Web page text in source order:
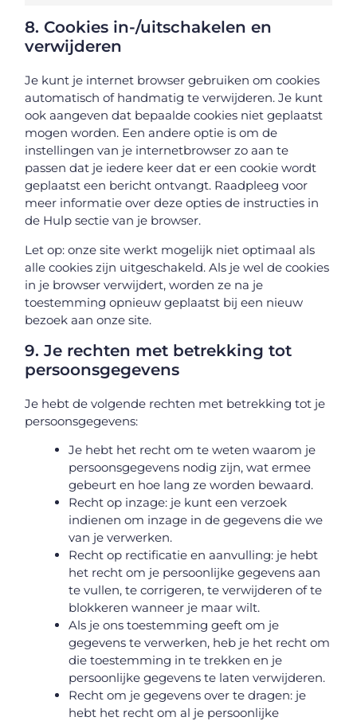
8. Cookies in-/uitschakelen en
verwijderen
Je kunt je internet browser gebruiken om cookies
automatisch of handmatig te verwijderen. Je kunt
ook aangeven dat bepaalde cookies niet geplaatst
mogen worden. Een andere optie is om de
instellingen van je internetbrowser zo aan te
passen dat je iedere keer dat er een cookie wordt
geplaatst een bericht ontvangt. Raadpleeg voor
meer informatie over deze opties de instructies in
de Hulp sectie van je browser.
Let op: onze site werkt mogelijk niet optimaal als
alle cookies zijn uitgeschakeld. Als je wel de cookies
in je browser verwijdert, worden ze na je
toestemming opnieuw geplaatst bij een nieuw
bezoek aan onze site.
9. Je rechten met betrekking tot
persoonsgegevens
Je hebt de volgende rechten met betrekking tot je
persoonsgegevens:
Je hebt het recht om te weten waarom je
persoonsgegevens nodig zijn, wat ermee
gebeurt en hoe lang ze worden bewaard.
Recht op inzage: je kunt een verzoek
indienen om inzage in de gegevens die we
van je verwerken.
Recht op rectificatie en aanvulling: je hebt
het recht om je persoonlijke gegevens aan
te vullen, te corrigeren, te verwijderen of te
blokkeren wanneer je maar wilt.
Als je ons toestemming geeft om je
gegevens te verwerken, heb je het recht om
die toestemming in te trekken en je
persoonlijke gegevens te laten verwijderen.
Recht om je gegevens over te dragen: je
hebt het recht om al je persoonlijke